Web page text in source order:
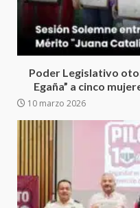
Poder Legislativo
Egaña” a cinco
10 marzo 2026
5 20 julio
6
de
16
7
16